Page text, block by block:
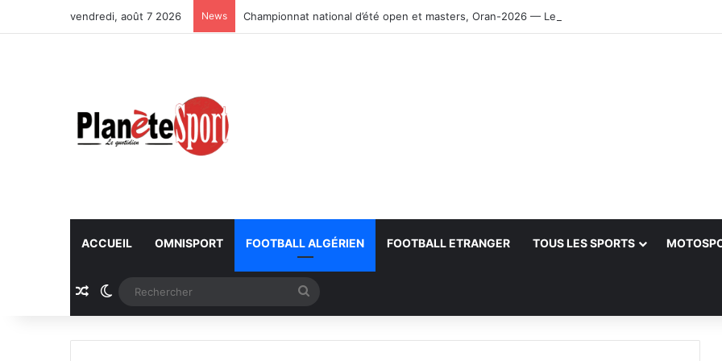
vendredi, août 7 2026 News Championnat national d’été open et masters, Oran-2026 — Le CRB s’adjuge le titre
ACCUEIL OMNISPORT FOOTBALL ALGÉRIEN FOOTBALL ETRANGER TOUS LES SPORTS
Article Aléatoire
Switch skin